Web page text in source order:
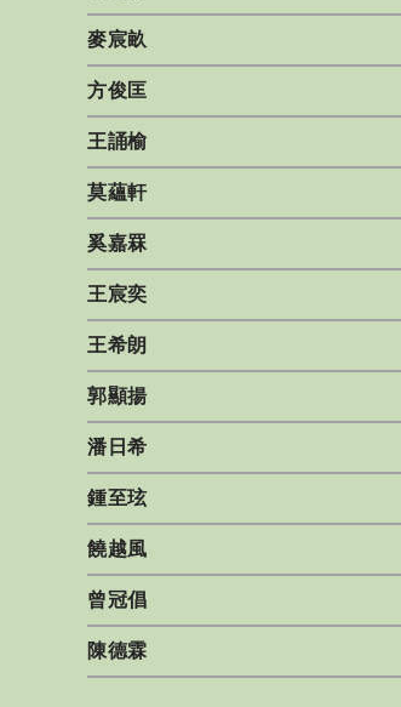
麥宸畝
方俊匡
王誦榆
莫蘊軒
奚嘉罧
王宸奕
王希朗
郭顯揚
潘日希
鍾至玹
饒越風
曾冠倡
陳德霖